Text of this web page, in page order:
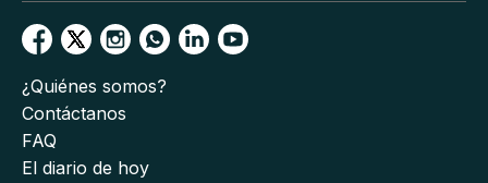
¿Quiénes somos?
Contáctanos
FAQ
El diario de hoy